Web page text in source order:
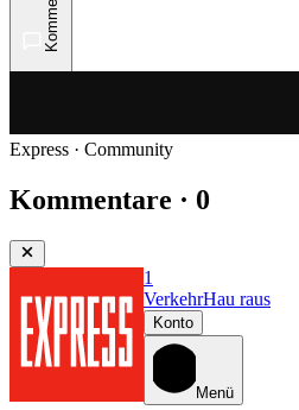
Express · Community
Kommentare · 0
1
VerkehrHau raus
Konto
Menü